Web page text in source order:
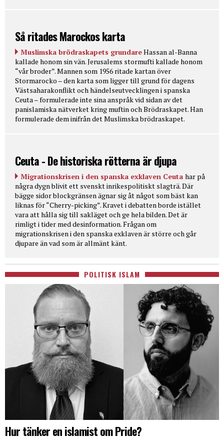
Så ritades Marockos karta
Muslimska brödraskapets grundareHassan al-Banna
kallade honom sin vän. Jerusalems stormufti kallade honom
“vår broder”. Mannen som 1956 ritade kartan över
Stormarocko – den karta som ligger till grund för dagens
Västsaharakonflikt och händelseutvecklingen i spanska
Ceuta – formulerade inte sina anspråk vid sidan av det
panislamiska nätverket kring muftin och Brödraskapet. Han
formulerade dem inifrån det Muslimska brödraskapet.
Ceuta - De historiska rötterna är djupa
Migrationskrisen i den spanska exklaven Ceuta har på
några dygn blivit ett svenskt inrikespolitiskt slagträ. Där
bägge sidor blockgränsen ägnar sig åt något som bäst kan
liknas för “Cherry-picking”. Kravet i debatten borde istället
vara att hålla sig till sakläget och ge hela bilden. Det är
rimligt i tider med desinformation. Frågan om
migrationskrisen i den spanska exklaven är större och går
djupare än vad som är allmänt känt.
POLITISK ISLAM
Hur tänker en islamist om Pride?